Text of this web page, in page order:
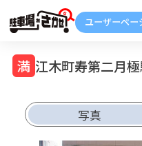
江木町寿第二月
写真